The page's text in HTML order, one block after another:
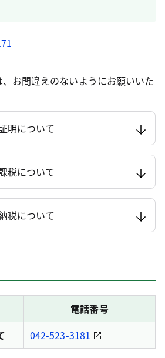
お間違えのないようにお願いいた
明について
税について
税について
電話番号
042-523-3181